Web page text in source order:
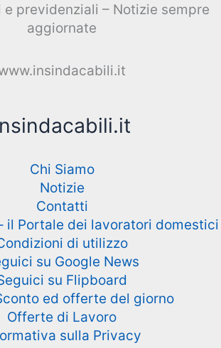
previdenziali – Notizie sempre
aggiornate
Chi Siamo
Notizie
Contatti
il Portale dei lavoratori domestici
di utilizzo
su Google News
su Flipboard
ed offerte del giorno
Offerte di Lavoro
sulla Privacy